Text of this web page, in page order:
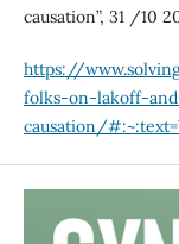
causation”, 31 /10
https://
folks-on-lakoff-
causation/